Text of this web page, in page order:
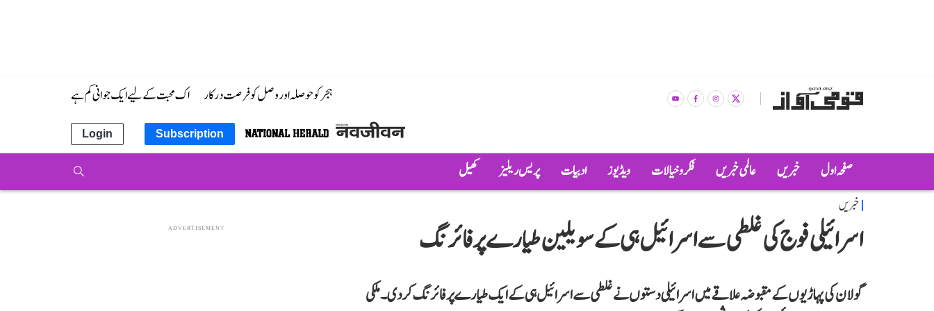
ہجر کو حوصلہ اور وصل کو فرصت درکار اک محبت کے لیے ایک جوانی کم ہے
Subscription
Login
صفحہ اول خبریں عالمی خبریں فکر و خیالات ویڈیوز ادبیات پریس ریلیز کھیل
خبریں
اسرائیلی فوج کی غلطی سے اسرائیل ہی کے سویلین طیارے پر فائرنگ
گولان کی پہاڑیوں کے مقبوضہ علاقے میں اسرائیلی دستوں نے غلطی سے اسرائیل ہی کے ایک طیارے پر فائرنگ کر دی۔ ملکی
ADVERTISEMENT